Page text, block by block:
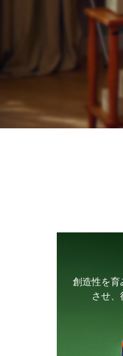
教育の
フォーム
創造性を
させ、